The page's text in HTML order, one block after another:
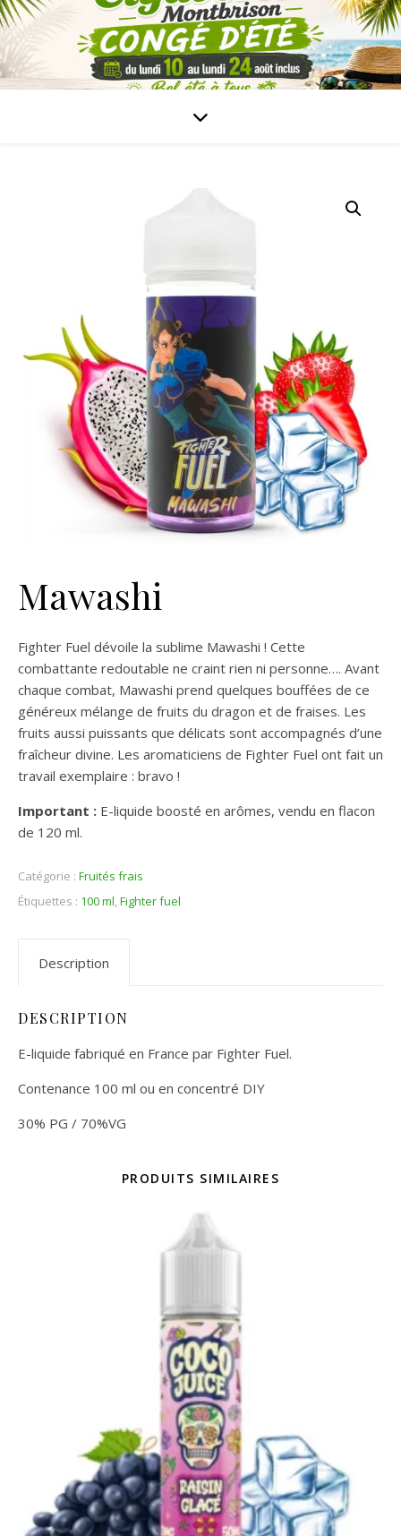
Mawashi
Fighter Fuel dévoile la sublime Mawashi ! Cette
combattante redoutable ne craint rien ni personne…. Avant
chaque combat, Mawashi prend quelques bouffées de ce
généreux mélange de fruits du dragon et de fraises. Les
fruits aussi puissants que délicats sont accompagnés d’une
fraîcheur divine. Les aromaticiens de Fighter Fuel ont fait un
travail exemplaire : bravo !
Important : E-liquide boosté en arômes, vendu en flacon
de 120 ml.
Catégorie : Fruités frais
Étiquettes : 100 ml,Fighter fuel
Description
DESCRIPTION
E-liquide fabriqué en France par Fighter Fuel.
Contenance 100 ml ou en concentré DIY
30% PG / 70%VG
PRODUITS SIMILAIRES